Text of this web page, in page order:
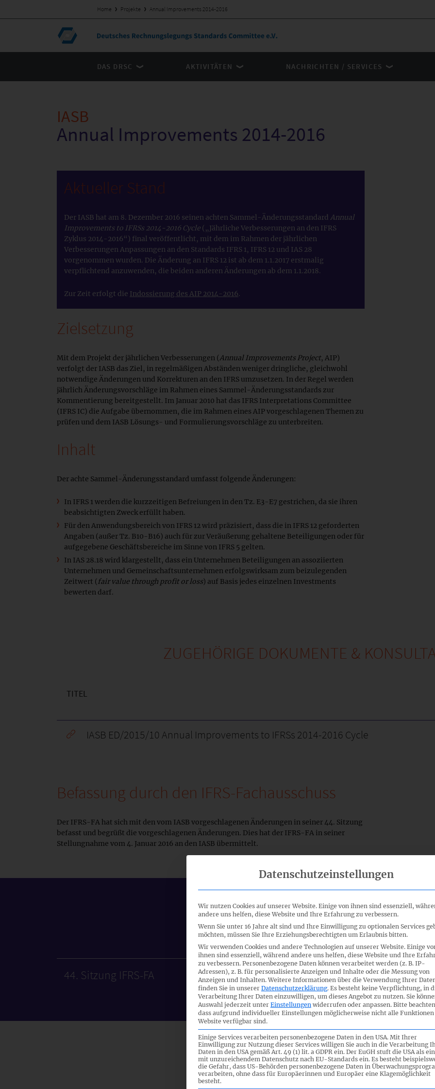
Home Projekte Annual Improvements 2014-2016
DAS DRSC AKTIVITÄTEN NACHRICHTEN / SERVICES
IASB
Annual Improvements 2014-2016
Aktueller Stand
Der IASB hat am 8. Dezember 2016 seinen achten Sammel-Änderungsstandard Annual
Improvements to IFRSs 2014-2016 Cycle („Jährliche Verbesserungen an den IFRS
Zyklus 2014-2016“) final veröffentlicht, mit dem im Rahmen der jährlichen
Verbesserungen Anpassungen an den Standards IFRS 1, IFRS 12 und IAS 28
vorgenommen wurden. Die Änderung an IFRS 12 ist ab dem 1.1.2017 erstmalig
verpflichtend anzuwenden, die beiden anderen Änderungen ab dem 1.1.2018.
Zur Zeit erfolgt die Indossierung des AIP 2014-2016.
Zielsetzung
Mit dem Projekt der jährlichen Verbesserungen (Annual Improvements Project, AIP)
verfolgt der IASB das Ziel, in regelmäßigen Abständen weniger dringliche, gleichwohl
notwendige Änderungen und Korrekturen an den IFRS umzusetzen. In der Regel werden
jährlich Änderungsvorschläge im Rahmen eines Sammel-Änderungsstandards zur
Kommentierung bereitgestellt. Im Januar 2010 hat das IFRS Interpretations Committee
(IFRS IC) die Aufgabe übernommen, die im Rahmen eines AIP vorgeschlagenen Themen zu
prüfen und dem IASB Lösungs- und Formulierungsvorschläge zu unterbreiten.
Inhalt
Der achte Sammel-Änderungsstandard umfasst folgende Änderungen:
In IFRS 1 werden die kurzzeitigen Befreiungen in den Tz. E3-E7 gestrichen, da sie ihren
beabsichtigten Zweck erfüllt haben.
Für den Anwendungsbereich von IFRS 12 wird präzisiert, dass die in IFRS 12 geforderten
Angaben (außer Tz. B10-B16) auch für zur Veräußerung gehaltene Beteiligungen oder für
aufgegebene Geschäftsbereiche im Sinne von IFRS 5 gelten.
In IAS 28.18 wird klargestellt, dass ein Unternehmen Beteiligungen an assoziierten
Unternehmen und Gemeinschaftsunternehmen erfolgswirksam zum beizulegenden
Zeitwert (fair value through profit or loss) auf Basis jedes einzelnen Investments
bewerten darf.
ZUGEHÖRIGE DOKUMENTE &
TITEL
IASB ED/2015/10 Annual Improvements to IFRSs 2014-2016 Cycle
Befassung durch den IFRS-Fachausschuss
Der IFRS-FA hat sich mit den vom IASB vorgeschlagenen Änderungen in seiner 44. Sitzung
befasst und begrüßt die vorgeschlagenen Änderungen. Dies hat der IFRS-FA in seiner
Stellungnahme vom 4. Januar 2016 an den IASB übermittelt.
ZUGEHÖRIGE
44. Sitzung IFRS-FA
EINGABEN &
Datenschutzeinstellungen
Wir nutzen Cookies auf unserer Website. Einige von ihnen sind essenziell,
andere uns helfen, diese Website und Ihre Erfahrung zu verbessern.
Wenn Sie unter 16 Jahre alt sind und Ihre Einwilligung zu optionalen Services
möchten, müssen Sie Ihre Erziehungsberechtigten um Erlaubnis bitten.
Wir verwenden Cookies und andere Technologien auf unserer Website. Einige
ihnen sind essenziell, während andere uns helfen, diese Website und Ihre
zu verbessern. Personenbezogene Daten können verarbeitet werden (z. B. IP-
Adressen), z. B. für personalisierte Anzeigen und Inhalte oder die Messung von
Anzeigen und Inhalten. Weitere Informationen über die Verwendung Ihrer
finden Sie in unserer Datenschutzerklärung. Es besteht keine Verpflichtung, in
Verarbeitung Ihrer Daten einzuwilligen, um dieses Angebot zu nutzen. Sie
Auswahl jederzeit unter Einstellungen widerrufen oder anpassen. Bitte
dass aufgrund individueller Einstellungen möglicherweise nicht alle
Website verfügbar sind.
Einige Services verarbeiten personenbezogene Daten in den USA. Mit Ihrer
Einwilligung zur Nutzung dieser Services willigen Sie auch in die Verarbeitung
Daten in den USA gemäß Art. 49 (1) lit. a GDPR ein. Der EuGH stuft die USA als
mit unzureichendem Datenschutz nach EU-Standards ein. Es besteht
die Gefahr, dass US-Behörden personenbezogene Daten in
verarbeiten, ohne dass für Europäerinnen und Europäer eine Klagemöglichkeit
besteht.